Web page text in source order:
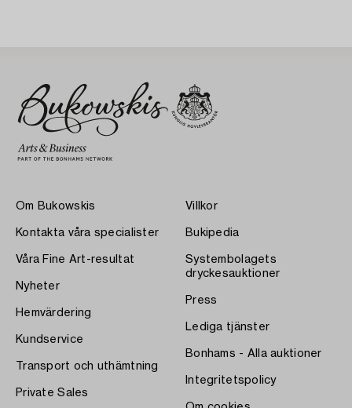
Om Bukowskis
Kontakta våra specialister
Våra Fine Art-resultat
Nyheter
Hemvärdering
Kundservice
Transport och uthämtning
Private Sales
Villkor
Bukipedia
Systembolagets
dryckesauktioner
Press
Lediga tjänster
Bonhams - Alla auktioner
Integritetspolicy